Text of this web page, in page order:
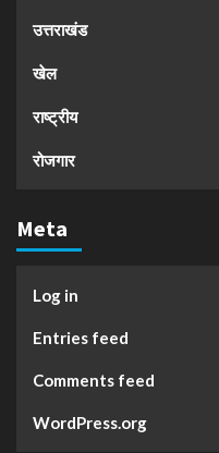
उत्तराखंड
खेल
राष्ट्रीय
रोजगार
Meta
Log in
Entries feed
Comments feed
WordPress.org